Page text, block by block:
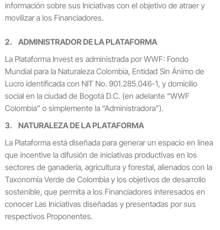
información sobre sus Iniciativas con el objetivo de atraer y
movilizar a los Financiadores.
2. ADMINISTRADOR DE LA PLATAFORMA
La Plataforma Invest es administrada por WWF: Fondo
Mundial para la Naturaleza Colombia, Entidad Sin Ánimo de
Lucro identificada con NIT No. 901.285.046-1, y domicilio
social en la ciudad de Bogotá D.C. (en adelante “WWF
Colombia” o simplemente la “Administradora”).
3. NATURALEZA DE LA PLATAFORMA
La Plataforma está diseñada para generar un espacio en línea
que incentive la difusión de iniciativas productivas en los
sectores de ganadería, agricultura y forestal, alienados con la
Taxonomía Verde de Colombia y los objetivos de desarrollo
sostenible, que permita a los Financiadores interesados en
conocer Las Iniciativas diseñadas y presentadas por sus
respectivos Proponentes.